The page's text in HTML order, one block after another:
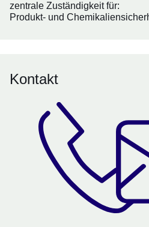
zentrale Zuständigkeit für:
Produkt- und
Kontakt